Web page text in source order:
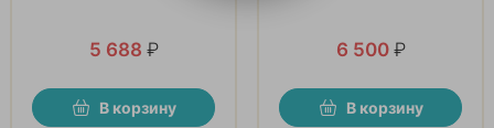
5 688 ₽
В корзину
6 500 ₽
В корзину